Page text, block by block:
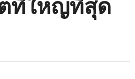
ที่ใหญ่ที่สุด